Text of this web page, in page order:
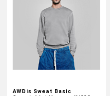
AWDis Sweat Basic